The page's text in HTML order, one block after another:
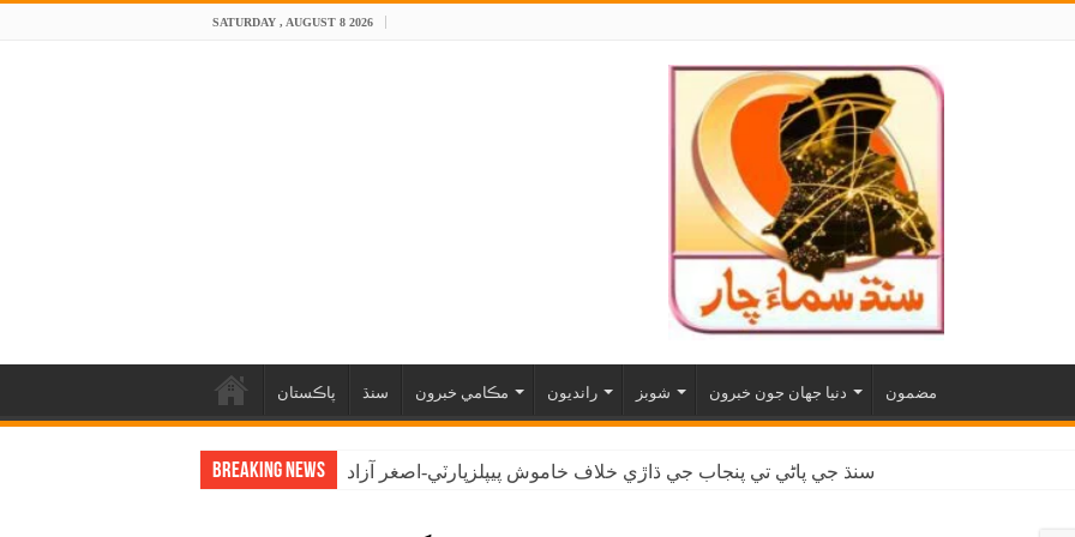
SATURDAY , AUGUST 8 2026
پاڪستان سنڌ مڪامي خبرون رانديون شوبز دنيا جهان جون خبرون مضمون
Breaking News سنڌ جي پاڻي تي پنجاب جي ڌاڙي خلاف خاموش پيپلزپارٽي-اصغر آزاد